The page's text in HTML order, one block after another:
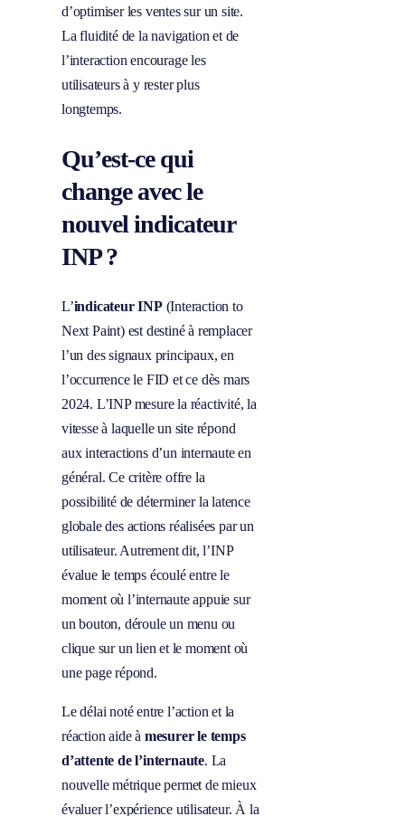
d’optimiser les ventes sur un site.
La fluidité de la navigation et de
l’interaction encourage les
utilisateurs à y rester plus
longtemps.
Qu’est-ce qui
change avec le
nouvel indicateur
INP ?
L’indicateur INP(Interaction to
Next Paint) est destiné à remplacer
l’un des signaux principaux, en
l’occurrence le FID et ce dès mars
2024. L’INP mesure la réactivité, la
vitesse à laquelle un site répond
aux interactions d’un internaute en
général. Ce critère offre la
possibilité de déterminer la latence
globale des actions réalisées par un
utilisateur. Autrement dit, l’INP
évalue le temps écoulé entre le
moment où l’internaute appuie sur
un bouton, déroule un menu ou
clique sur un lien et le moment où
une page répond.
Le délai noté entre l’action et la
réaction aide à mesurer le temps
d’attente de l’internaute. La
nouvelle métrique permet de mieux
évaluer l’expérience utilisateur. À la